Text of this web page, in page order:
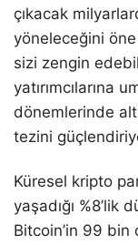
çıkacak
yöneleceğini
sizi zengin
yatırımcılarına
dönemlerinde
tezini
Küresel kripto
yaşadığı %8’lik
Bitcoin’in 99 bin